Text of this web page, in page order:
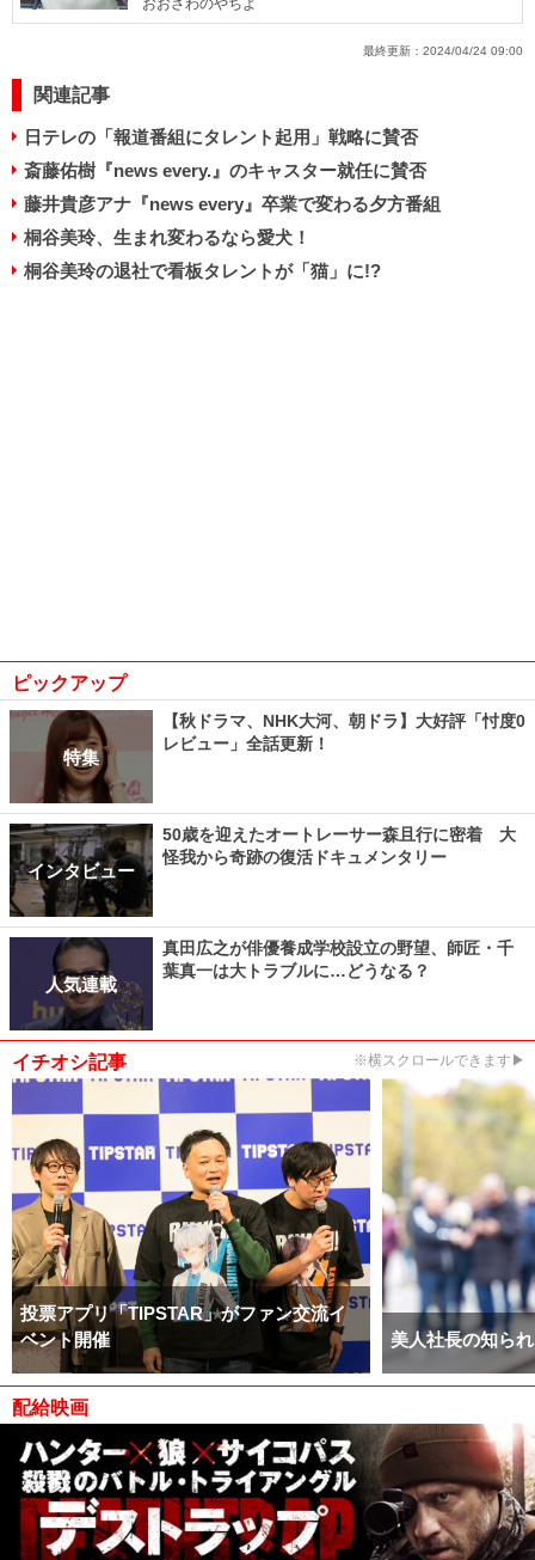
おおさわのやちよ
最終更新： 2024/04/24 09:00
関連記事
日テレの「報道番組にタレント起用」戦略に賛否
斎藤佑樹『news every.』のキャスター就任に賛否
藤井貴彦アナ『news every』卒業で変わる夕方番組
桐谷美玲、生まれ変わるなら愛犬！
桐谷美玲の退社で看板タレントが「猫」に!?
ピックアップ
特集
【秋ドラマ、NHK大河、朝ドラ】大好評「忖度0
レビュー」全話更新！
インタビュー
50歳を迎えたオートレーサー森且行に密着 大
怪我から奇跡の復活ドキュメンタリー
人気連載
真田広之が俳優養成学校設立の野望、師匠・千
葉真一は大トラブルに…どうなる？
イチオシ記事 ※横スクロールできます▶
投票アプリ「TIPSTAR」がファン交流イ
ベント開催
美人社長の知ら
配給映画